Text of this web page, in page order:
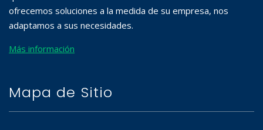
ofrecemos soluciones a la medida de su empresa, nos
adaptamos a sus necesidades.
Más información
Mapa de Sitio